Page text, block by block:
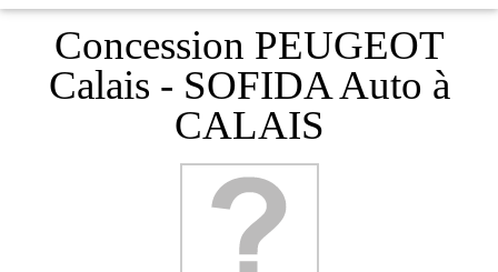
Concession PEUGEOT
Calais - SOFIDA Auto à
CALAIS